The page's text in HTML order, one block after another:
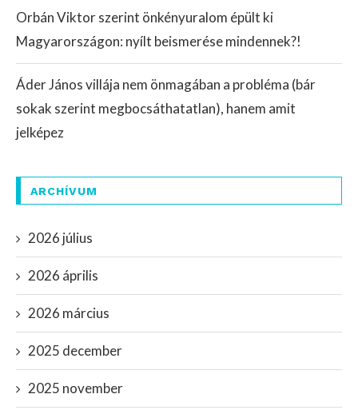
Orbán Viktor szerint önkényuralom épült ki
Magyarországon: nyílt beismerése mindennek?!
Áder János villája nem önmagában a probléma (bár
sokak szerint megbocsáthatatlan), hanem amit
jelképez
ARCHÍVUM
2026 július
2026 április
2026 március
2025 december
2025 november